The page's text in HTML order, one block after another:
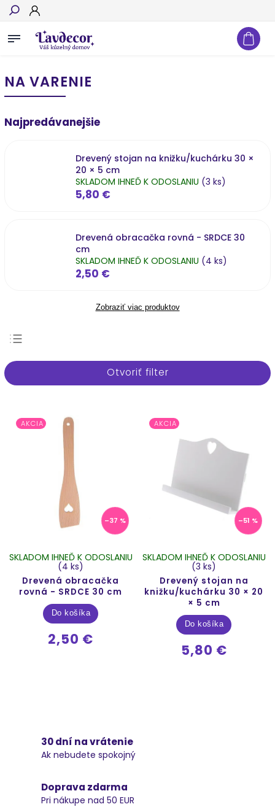
Hľadať
NA VARENIE
Najpredávanejšie
Drevený stojan na knižku/kuchárku 30 ×
20 × 5 cm
SKLADOM IHNEĎ K ODOSLANIU (3 ks)
5,80 €
Drevená obracačka rovná - SRDCE 30
cm
SKLADOM IHNEĎ K ODOSLANIU (4 ks)
2,50 €
Zobraziť viac produktov
Najpredávanejšie
Abecedne
Otvoriť filter
AKCIA
–37 %
Drevená obracačka
rovná - SRDCE 30 cm
SKLADOM IHNEĎ K ODOSLANIU
(4 ks)
2,50 €
Do košíka
AKCIA
–51 %
Drevený stojan na
knižku/kuchárku 30 × 20
× 5 cm
SKLADOM IHNEĎ K ODOSLANIU
(3 ks)
5,80 €
Do košíka
30 dní na vrátenie
Ak nebudete spokojný
Doprava zdarma
Pri nákupe nad 50 EUR